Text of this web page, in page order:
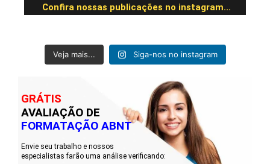
Confira nossas publicações no instagram...
Veja mais... Siga-nos no instagram
GRÁTIS
AVALIAÇÃO DE
FORMATAÇÃO ABNT
Envie seu trabalho e nossos
especialistas farão uma análise verificando: